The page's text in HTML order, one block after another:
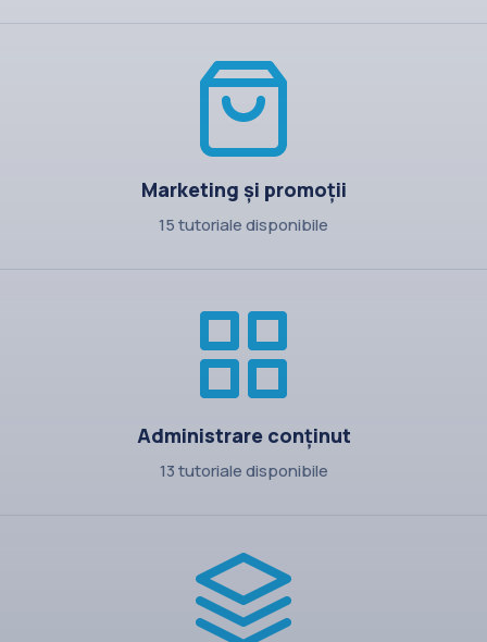
Marketing și promoții
15 tutoriale disponibile
Administrare conținut
13 tutoriale disponibile